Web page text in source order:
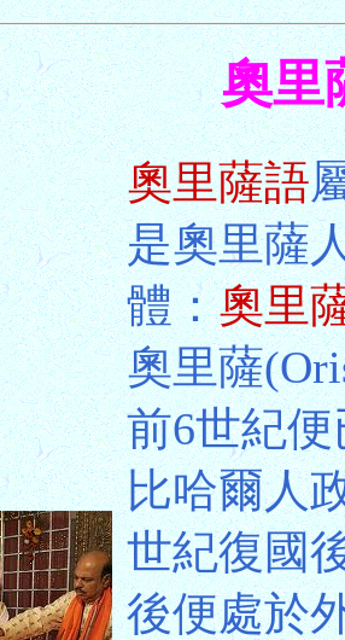
奧里
奧里薩語
是奧里薩
體：奧里
奧里薩
前6世紀
比哈爾人
世紀復國
後便處於